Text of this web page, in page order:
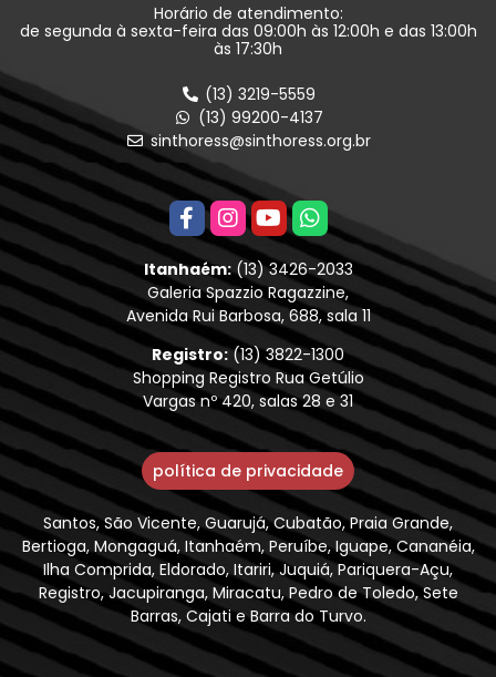
Horário de atendimento:
de segunda à sexta-feira das 09:00h às 12:00h e das 13:00h
às 17:30h
(13) 3219-5559
(13) 99200-4137
sinthoress@sinthoress.org.br
Itanhaém:(13) 3426-2033
Galeria Spazzio Ragazzine,
Avenida Rui Barbosa, 688, sala 11
Registro:(13) 3822-1300
Shopping Registro Rua Getúlio
Vargas nº 420, salas 28 e 31
política de privacidade
Santos, São Vicente, Guarujá, Cubatão, Praia Grande,
Bertioga, Mongaguá, Itanhaém, Peruíbe, Iguape, Cananéia,
Ilha Comprida, Eldorado, Itariri, Juquiá, Pariquera-Açu,
Registro, Jacupiranga, Miracatu, Pedro de Toledo, Sete
Barras, Cajati e Barra do Turvo.